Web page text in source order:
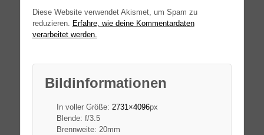
Diese Website verwendet Akismet, um Spam zu
reduzieren. Erfahre, wie deine Kommentardaten
verarbeitet werden.
Bildinformationen
In voller Größe: 2731×4096px
Blende: f/3.5
Brennweite: 20mm